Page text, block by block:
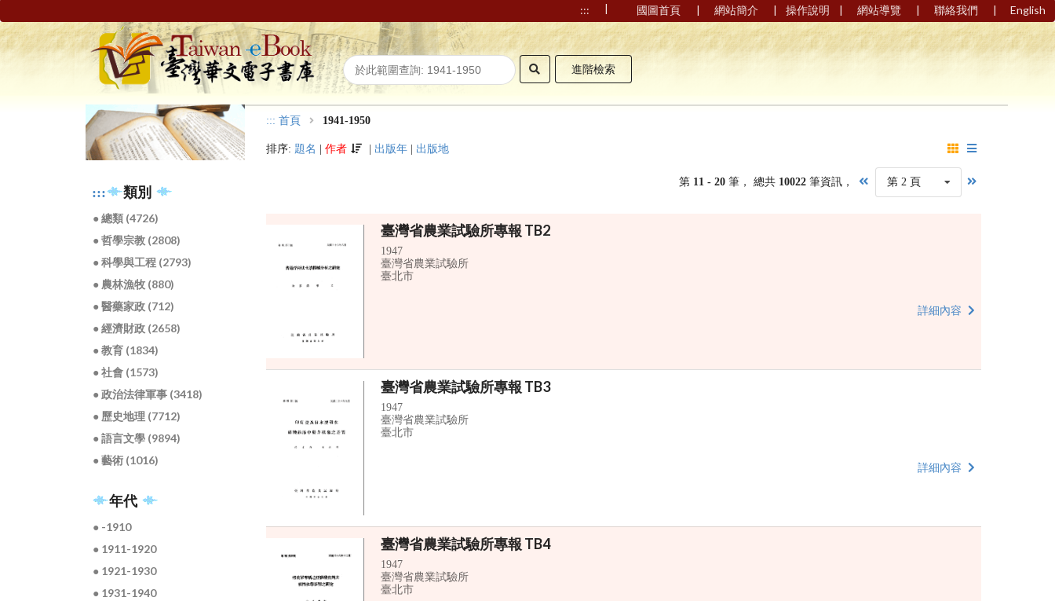
::: | 國圖首頁 | 網站簡介 | 操作說明 | 網站導覽 | 聯絡我們 | English
進階檢索
::: 類別
● 總類 (4726)
● 哲學宗教 (2808)
● 科學與工程 (2793)
● 農林漁牧 (880)
● 醫藥家政 (712)
● 經濟財政 (2658)
● 教育 (1834)
● 社會 (1573)
● 政治法律軍事 (3418)
● 歷史地理 (7712)
● 語言文學 (9894)
● 藝術 (1016)
年代
● -1910
● 1911-1920
● 1921-1930
● 1931-1940
::: 首頁 1941-1950
排序: 題名 |作者 出版年 出版地
第 11 - 20筆， 總共 10022 筆資訊， 第 2 頁
臺灣省農業試驗所專報 TB2
1947
臺灣省農業試驗所
臺北市
詳細內容
臺灣省農業試驗所專報 TB3
1947
臺灣省農業試驗所
臺北市
詳細內容
臺灣省農業試驗所專報 TB4
1947
臺灣省農業試驗所
臺北市